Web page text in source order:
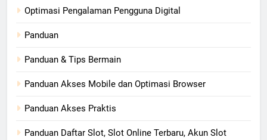
Optimasi Pengalaman Pengguna Digital
Panduan
Panduan & Tips Bermain
Panduan Akses Mobile dan Optimasi Browser
Panduan Akses Praktis
Panduan Daftar Slot, Slot Online Terbaru, Akun Slot